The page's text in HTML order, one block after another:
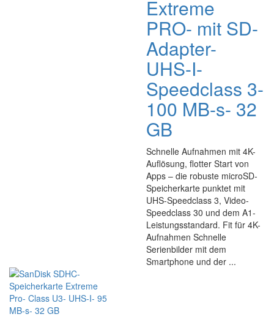
Extreme
PRO- mit SD-
Adapter-
UHS-I-
Speedclass 3-
100 MB-s- 32
GB
Schnelle Aufnahmen mit 4K-
Auflösung, flotter Start von
Apps – die robuste microSD-
Speicherkarte punktet mit
UHS-Speedclass 3, Video-
Speedclass 30 und dem A1-
Leistungsstandard. Fit für 4K-
Aufnahmen Schnelle
Serienbilder mit dem
Smartphone und der ...